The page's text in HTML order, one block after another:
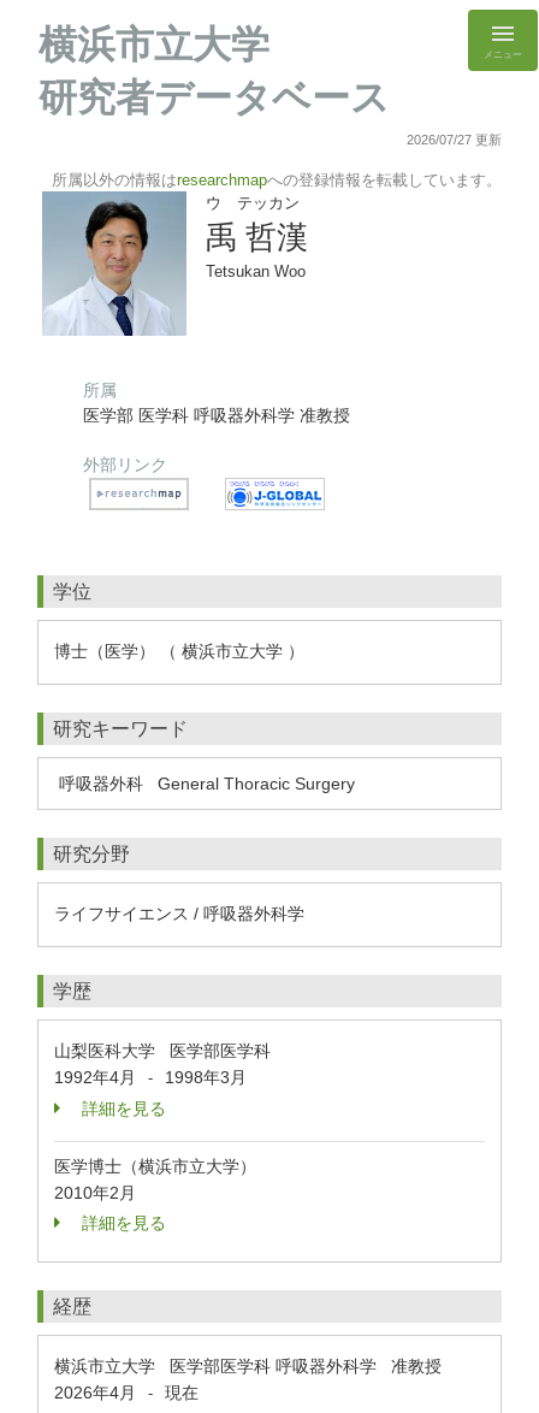
横浜市立大学
研究者データベース
メニュー
2026/07/27 更新
所属以外の情報はresearchmapへの登録情報を転載しています。
ウ テッカン
禹 哲漢
Tetsukan Woo
所属
医学部 医学科 呼吸器外科学 准教授
外部リンク
学位
博士（医学） （ 横浜市立大学 ）
研究キーワード
呼吸器外科 General Thoracic Surgery
研究分野
ライフサイエンス / 呼吸器外科学
学歴
山梨医科大学 医学部医学科
1992年4月
-
1998年3月
詳細を見る
医学博士（横浜市立大学）
2010年2月
詳細を見る
経歴
横浜市立大学 医学部医学科 呼吸器外科学 准教授
2026年4月
-
現在